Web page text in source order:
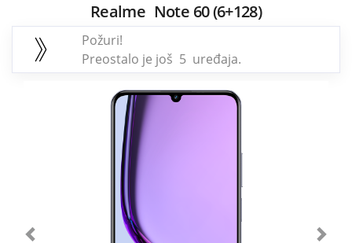
Dom
Uređaji
Realme Note 60 (6+128)
Požuri!
Preostalo je još 5 uređaja.